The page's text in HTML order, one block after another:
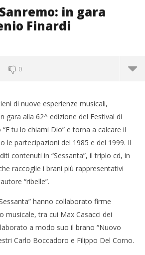
in gara
Finardi
0
di nuove esperienze musicali,
gara alla 62^ edizione del Festival di
tu lo chiami Dio” e torna a calcare il
le partecipazioni del 1985 e del 1999. Il
contenuti in “Sessanta”, il triplo cd, in
raccoglie i brani più rappresentativi
“ribelle”.
hanno collaborato firme
musicale, tra cui Max Casacci dei
a modo suo il brano “Nuovo
Carlo Boccadoro e Filippo Del Corno.